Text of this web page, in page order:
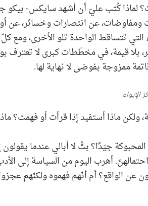
لماذا كُتب عليّ أن أشهد سايكس-
ومفاوضات، عن انتصارات وخسائر، عن
تتساقط الواحدة تلو الأخرى، ومع
بلا قيمة، في مخطّطات كبرى لا
ممزوجة بفوضى لا نهاية لها.
الإيواء
ولكن ماذا أستفيد إذا قرأت أو
جيّدًا؟ بتُّ لا أبالي عندما
أهرب اليوم من السياسة إلى
الواقع؟ أم أنّهم فهموه ولكنّهم